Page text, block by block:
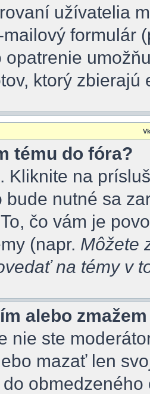
užívatelia
formulár
opatrenie
ktorý zbierajú
tému do fóra?
Kliknite na
bude nutné sa
čo vám je
(napr. Môžete
na témy v
alebo
nie ste
mazať len